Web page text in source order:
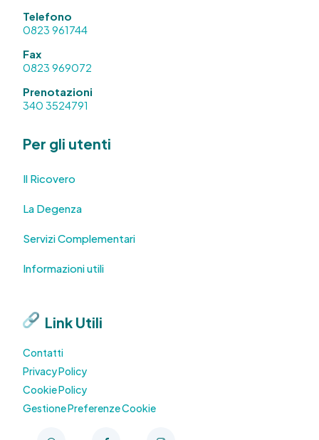
Telefono
0823 961744
Fax
0823 969072
Prenotazioni
340 3524791
Per gli utenti
Il Ricovero
La Degenza
Servizi Complementari
Informazioni utili
Link Utili
Contatti
Privacy Policy
Cookie Policy
Gestione Preferenze Cookie